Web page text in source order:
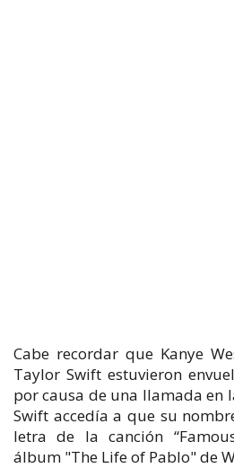
Cabe recordar que Kanye
Taylor Swift estuvieron
por causa de una llamada en
Swift accedía a que su
letra de la canción
álbum "The Life of Pablo" de